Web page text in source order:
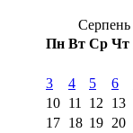
Серпень
Пн Вт Ср Чт
3
4 5 6
10 11 12 13
17 18 19 20